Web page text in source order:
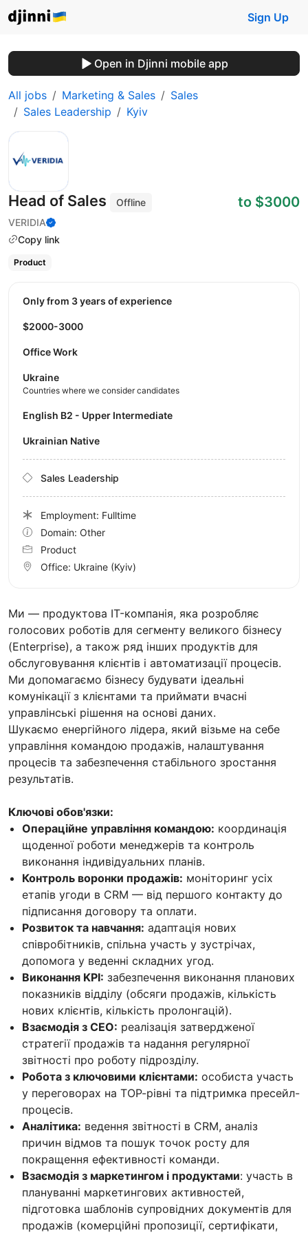
Sign Up
Open in Djinni mobile app
All jobs Marketing & Sales
Sales
Sales Leadership
Kyiv
Head of Sales
Offline
VERIDIA
Copy link
to $3000
Product
Ми — продуктова IT-компанія, яка розробляє
голосових роботів для сегменту великого бізнесу
(Enterprise), а також ряд інших продуктів для
обслуговування клієнтів і автоматизації процесів.
Ми допомагаємо бізнесу будувати ідеальні
комунікації з клієнтами та приймати вчасні
управлінські рішення на основі даних.
Шукаємо енергійного лідера, який візьме на себе
управління командою продажів, налаштування
процесів та забезпечення стабільного зростання
результатів.
Ключові обов'язки:
Операційне управління командою: координація
щоденної роботи менеджерів та контроль
виконання індивідуальних планів.
Контроль воронки продажів: моніторинг усіх
етапів угоди в CRM — від першого контакту до
підписання договору та оплати.
Розвиток та навчання: адаптація нових
співробітників, спільна участь у зустрічах,
допомога у веденні складних угод.
Виконання KPI: забезпечення виконання планових
показників відділу (обсяги продажів, кількість
нових клієнтів, кількість пролонгацій).
Взаємодія з СEO: реалізація затвердженої
стратегії продажів та надання регулярної
звітності про роботу підрозділу.
Робота з ключовими клієнтами: особиста участь
у переговорах на ТОР-рівні та підтримка пресейл-
процесів.
Аналітика: ведення звітності в CRM, аналіз
причин відмов та пошук точок росту для
покращення ефективності команди.
Взаємодія з маркетингом і продуктами: участь в
плануванні маркетингових активностей,
підготовка шаблонів супровідних документів для
продажів (комерційні пропозиції, сертифікати,
Only from 3 years of experience
$2000-3000
Office Work
Ukraine
Countries where we consider candidates
English B2 - Upper Intermediate
Ukrainian Native
Sales Leadership
Employment: Fulltime
Domain: Other
Product
Office: Ukraine (Kyiv)